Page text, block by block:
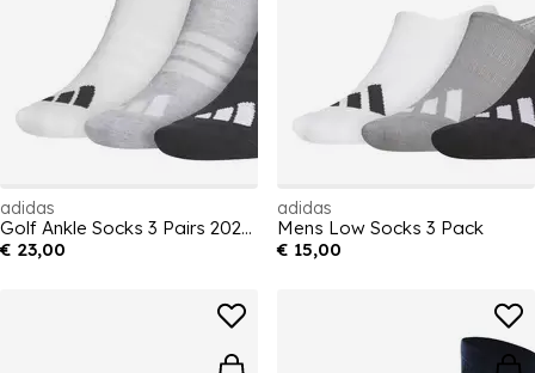
adidas
Golf Ankle Socks 3 Pairs 2024 2025 Adults
€ 23,00
adidas
Mens Low Socks 3 Pack
€ 15,00